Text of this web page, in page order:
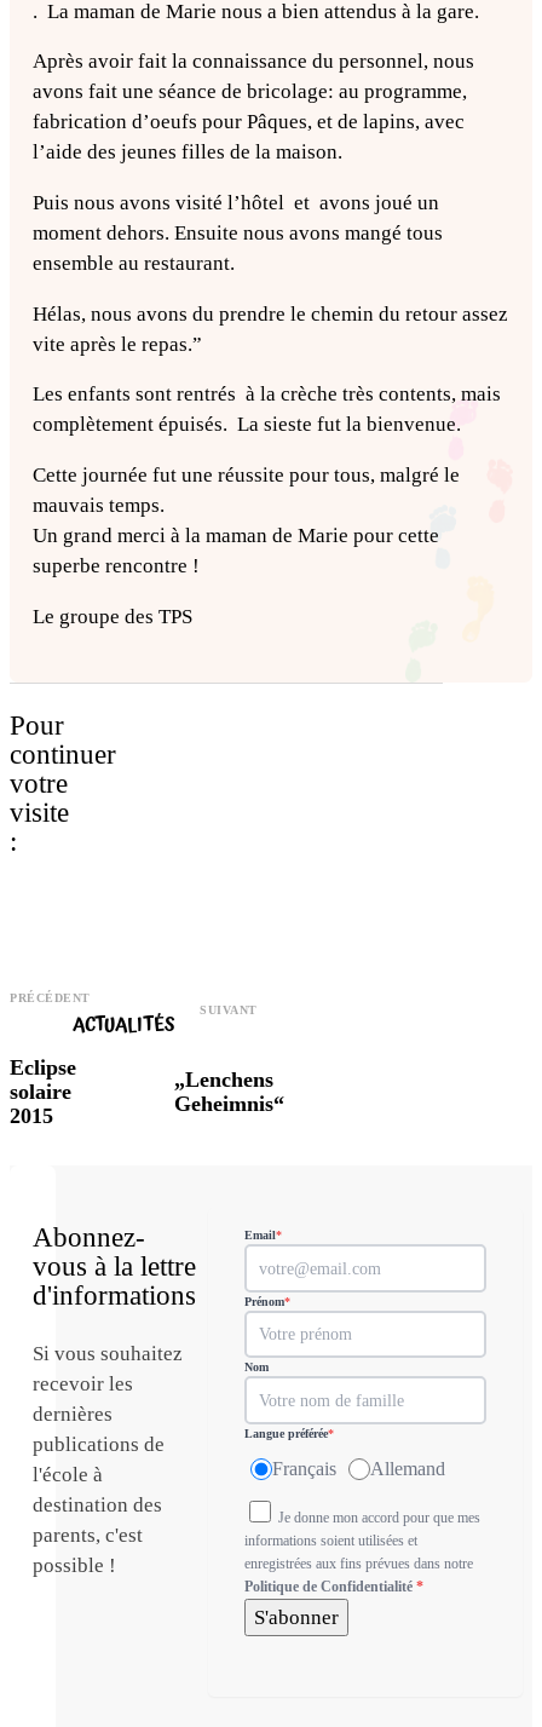
. La maman de Marie nous a bien attendus à la gare.
Après avoir fait la connaissance du personnel, nous
avons fait une séance de bricolage: au programme,
fabrication d’oeufs pour Pâques, et de lapins, avec
l’aide des jeunes filles de la maison.
Puis nous avons visité l’hôtel et avons joué un
moment dehors. Ensuite nous avons mangé tous
ensemble au restaurant.
Hélas, nous avons du prendre le chemin du retour assez
vite après le repas.”
Les enfants sont rentrés à la crèche très contents, mais
complètement épuisés. La sieste fut la bienvenue.
Cette journée fut une réussite pour tous, malgré le
mauvais temps.
Un grand merci à la maman de Marie pour cette
superbe rencontre !
Le groupe des TPS
Pour
continuer
votre
visite
:
PRÉCÉDENT
Eclipse
solaire
2015
ACTUALITÉS SUIVANT
„Lenchens
Geheimnis“
Abonnez-
vous à la lettre
d'informations
Si vous souhaitez
recevoir les
dernières
publications de
l'école à
destination des
parents, c'est
possible !
Email*
Prénom*
Nom
Langue préférée*
Français Allemand
Je donne mon accord pour que mes
informations soient utilisées et
enregistrées aux fins prévues dans notre
Politique de Confidentialité *
S'abonner